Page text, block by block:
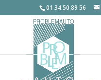
01 34 50 89 56